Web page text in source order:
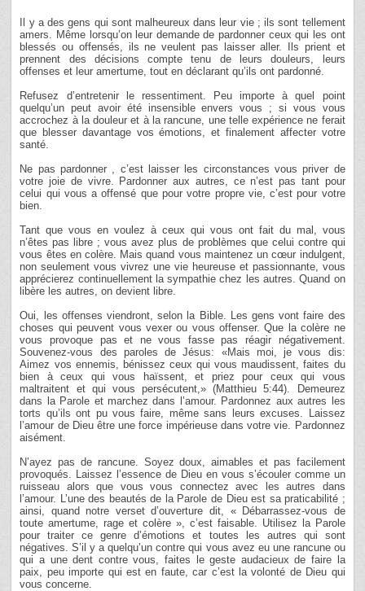
Il y a des gens qui sont malheureux dans leur vie ; ils sont tellement
amers. Même lorsqu’on leur demande de pardonner ceux qui les ont
blessés ou offensés, ils ne veulent pas laisser aller. Ils prient et
prennent des décisions compte tenu de leurs douleurs, leurs
offenses et leur amertume, tout en déclarant qu’ils ont pardonné.
Refusez d’entretenir le ressentiment. Peu importe à quel point
quelqu’un peut avoir été insensible envers vous ; si vous vous
accrochez à la douleur et à la rancune, une telle expérience ne ferait
que blesser davantage vos émotions, et finalement affecter votre
santé.
Ne pas pardonner , c’est laisser les circonstances vous priver de
votre joie de vivre. Pardonner aux autres, ce n’est pas tant pour
celui qui vous a offensé que pour votre propre vie, c’est pour votre
bien.
Tant que vous en voulez à ceux qui vous ont fait du mal, vous
n’êtes pas libre ; vous avez plus de problèmes que celui contre qui
vous êtes en colère. Mais quand vous maintenez un cœur indulgent,
non seulement vous vivrez une vie heureuse et passionnante, vous
apprécierez continuellement la sympathie chez les autres. Quand on
libère les autres, on devient libre.
Oui, les offenses viendront, selon la Bible. Les gens vont faire des
choses qui peuvent vous vexer ou vous offenser. Que la colère ne
vous provoque pas et ne vous fasse pas réagir négativement.
Souvenez-vous des paroles de Jésus: «Mais moi, je vous dis:
Aimez vos ennemis, bénissez ceux qui vous maudissent, faites du
bien à ceux qui vous haïssent, et priez pour ceux qui vous
maltraitent et qui vous persécutent,» (Matthieu 5:44). Demeurez
dans la Parole et marchez dans l’amour. Pardonnez aux autres les
torts qu’ils ont pu vous faire, même sans leurs excuses. Laissez
l’amour de Dieu être une force impérieuse dans votre vie. Pardonnez
aisément.
N’ayez pas de rancune. Soyez doux, aimables et pas facilement
provoqués. Laissez l’essence de Dieu en vous s’écouler comme un
ruisseau alors que vous vous connectez avec les autres dans
l’amour. L’une des beautés de la Parole de Dieu est sa praticabilité ;
ainsi, quand notre verset d’ouverture dit, « Débarrassez-vous de
toute amertume, rage et colère », c’est faisable. Utilisez la Parole
pour traiter ce genre d’émotions et toutes les autres qui sont
négatives. S’il y a quelqu’un contre qui vous avez eu une rancune ou
qui a une dent contre vous, faites le geste audacieux de faire la
paix, peu importe qui est en faute, car c’est la volonté de Dieu qui
vous concerne.